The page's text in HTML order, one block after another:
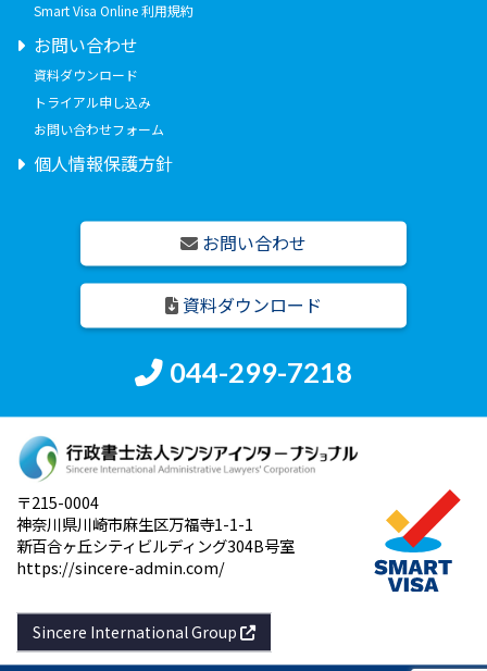
Smart Visa Online 利用規約
お問い合わせ
資料ダウンロード
トライアル申し込み
お問い合わせフォーム
個人情報保護方針
お問い合わせ
資料ダウンロード
044-299-7218
〒215-0004
神奈川県川崎市麻生区万福寺1-1-1
新百合ヶ丘シティビルディング304B号室
https://sincere-admin.com/
Sincere International Group